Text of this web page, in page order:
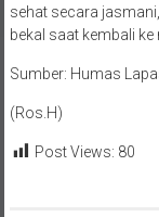
sehat secara
bekal saat kembali
Sumber: Humas
(Ros.H)
Post Views: 80